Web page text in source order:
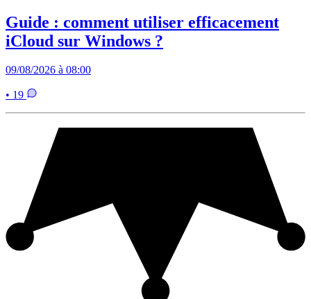
Guide : comment utiliser efficacement
iCloud sur Windows ?
09/08/2026 à 08:00
• 19